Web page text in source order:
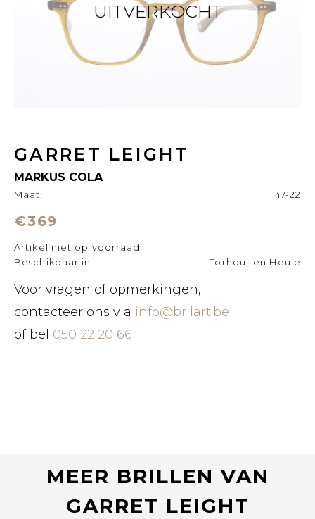
UITVERKOCHT
GARRET LEIGHT
MARKUS COLA
Maat: 47-22
€369
Artikel niet op voorraad
Beschikbaar in
Torhout en Heule
Voor vragen of opmerkingen,
contacteer ons via info@brilart.be
of bel 050 22 20 66
MEER BRILLEN VAN
GARRET LEIGHT